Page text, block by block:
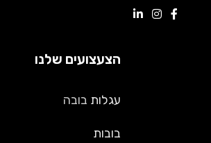
הצעצועים שלנו
עגלות בובה
בובות